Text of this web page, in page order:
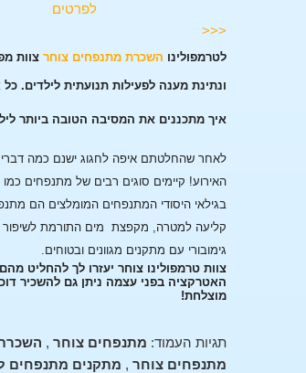
לפרטים
<<<
לטרמפולינו השכרת מתנפחים צוחר צוות
ונתינת מענה לפעילות תנועתית לילדים.
איך מתכננים את המסיבה הטובה ביותר
לאחר שהחלטתם איפה לחגוג ישנם כמה
האירוע! קיימים סוגים רבים של מתנפחים
בגילאי היסודי המתנפחים המומלצים הם
קליעה למטרה, מקפצת מים התורמת לשיפור
גימובורי עם מתקנים מגוונים ובטוחים.
צוות טרמפולינו צוחר יעזרו לך להחליט
האטרקציה בפני עצמה ניתן גם להשכיר
מוצלחת!
תגיות העמוד: מתנפחים צוחר ,
מתנפחים צוחר , מתקנים מתנפחים